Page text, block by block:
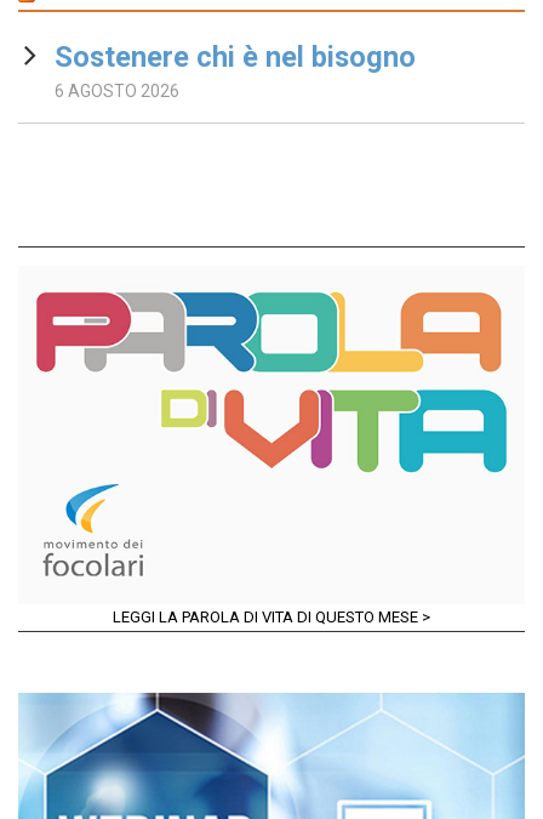
Sostenere chi è nel bisogno
6 AGOSTO 2026
LEGGI LA PAROLA DI VITA DI QUESTO MESE >